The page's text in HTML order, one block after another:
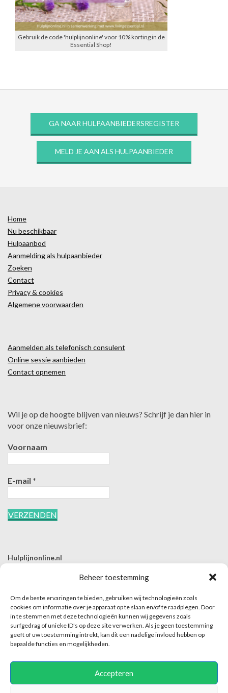
Beheer toestemming
Om de beste ervaringen te bieden, gebruiken wij technologieën zoals
cookies om informatie over je apparaat op te slaan en/of te raadplegen. Door
in te stemmen met deze technologieën kunnen wij gegevens zoals
surfgedrag of unieke ID's op deze site verwerken. Als je geen toestemming
geeft of uw toestemming intrekt, kan dit een nadelige invloed hebben op
bepaalde functies en mogelijkheden.
Accepteren
Gebruik de code 'hulplijnonline' voor 10% korting in de
Essential Shop!
GA NAAR HULPAANBIEDERSREGISTER
MELD JE AAN ALS HULPAANBIEDER
Home
Nu beschikbaar
Hulpaanbod
Aanmelding als hulpaanbieder
Zoeken
Contact
Privacy & cookies
Algemene voorwaarden
Aanmelden als telefonisch consulent
Online sessie aanbieden
Contact opnemen
Wil je op de hoogte blijven van nieuws? Schrijf je dan hier in
voor onze nieuwsbrief:
Voornaam
E-mail *
Hulplijnonline.nl
E | info@hulplijnonline.nl
Contactformulier
Over Hulplijnonline.nl
Het team van Hulplijnonline.nl